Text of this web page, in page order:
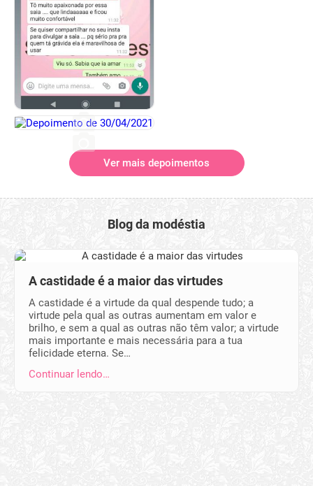
Ver mais depoimentos
Blog da modéstia
A castidade é a maior das virtudes
A castidade é a virtude da qual despende tudo; a
virtude pela qual as outras aumentam em valor e
brilho, e sem a qual as outras não têm valor; a virtude
mais importante e mais necessária para a tua
felicidade eterna. Se…
Continuar lendo…